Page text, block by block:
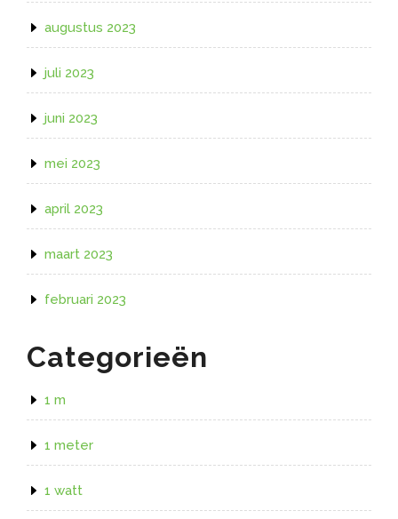
augustus 2023
juli 2023
juni 2023
mei 2023
april 2023
maart 2023
februari 2023
Categorieën
1 m
1 meter
1 watt